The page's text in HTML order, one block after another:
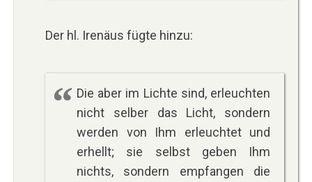
Der hl. Irenäus fügte hinzu:
Die aber im Lichte sind, erleuchten
nicht selber das Licht, sondern
werden von Ihm erleuchtet und
erhellt; sie selbst geben Ihm
nichts, sondern empfangen die